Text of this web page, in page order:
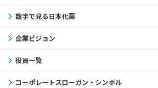
数字で見る日本化薬
企業ビジョン
役員一覧
コーポレートスローガン・シンボル